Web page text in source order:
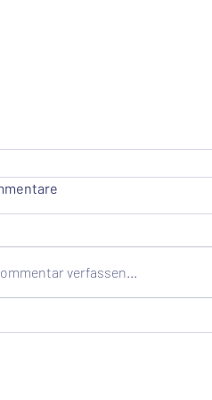
verfassen...